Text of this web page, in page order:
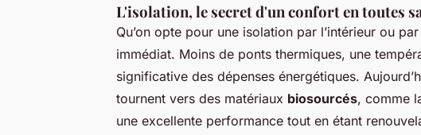
L'isolation, le secret d'un confort en toutes
Qu’on opte pour une isolation par l’intérieur ou
immédiat. Moins de ponts thermiques, une
significative des dépenses énergétiques.
tournent vers des matériaux biosourcés, comme
une excellente performance tout en étant